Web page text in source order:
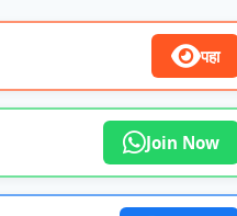
पहा
Join Now